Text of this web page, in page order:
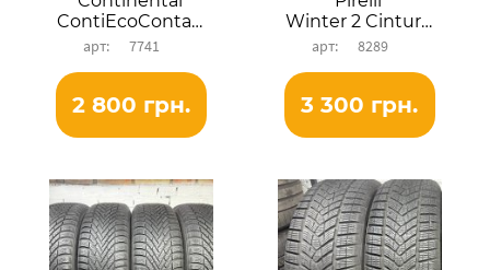
ContiEcoContact 5
7741
2 800 грн.
Winter 2 Cinturato
8289
3 300 грн.